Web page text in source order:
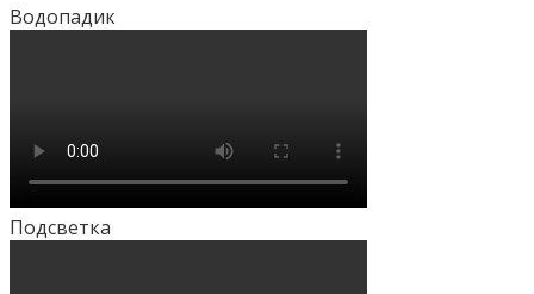
Водопадик
Подсветка